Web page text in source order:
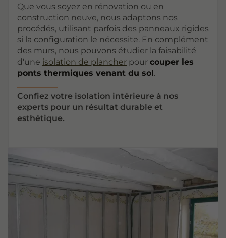
Que vous soyez en rénovation ou en
construction neuve, nous adaptons nos
procédés, utilisant parfois des panneaux rigides
si la configuration le nécessite. En complément
des murs, nous pouvons étudier la faisabilité
d'une isolation de plancher pour couper les
ponts thermiques venant du sol.
Confiez votre isolation intérieure à nos
experts pour un résultat durable et
esthétique.